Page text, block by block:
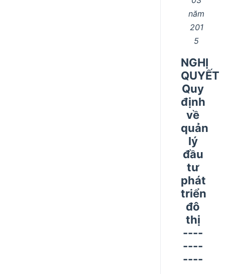
năm
201
5
NGHỊ
QUYẾT
Quy
định
về
quản
lý
đầu
tư
phát
triển
đô
thị
----
----
----